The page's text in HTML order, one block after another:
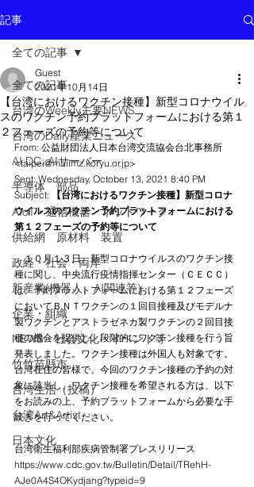
記事
全ての記事
台湾のWeekly主要NEWS
台湾のDaily産業ニュース
AI DC, AIサーバー
半導体 部品
AIoT・通信機器・ネットワーク
供給網 原材料 装置
政経・社会・両岸
新産業(機器人、AI関連等)
企業・組織
NEWS・社会文化・イベント等
竹竹苗縣市
台湾生活（投稿）
台湾Art&Artist
日本文化
全ての記事
【台湾におけるワクチン接種】新型コロナウイル
スのワクチン予約プラットフォームにおける第１
２フェーズの予約等について
Guest
2021年10月14日
From: 公益財団法人日本台湾交流協会台北事務所
<taipei@mailmz.koryu.or.jp>
Sent: Wednesday, October 13, 2021 8:40 PM
Subject:
【台湾におけるワクチン接種】新型コロナ
ウイルスのワクチン予約プラットフォームにおける
第１２フェーズの予約等について
１０月１３日、新型コロナウイルスのワクチン接
種に関し、中央流行疫情指揮センター（ＣＥＣＣ）
は、予約プラットフォームにおける第１２フェーズ
においてＢＮＴワクチンの１回目接種及びモデルナ
製ワクチンとアストラゼネカ製ワクチンの２回目接
種の機会を提供し、段階的にワクチン接種を行う旨
発表しました。ワクチン接種は外国人も対象です。
台湾在住の皆様で、今回のワクチン接種の予約の対
象に該当し、ワクチン接種を希望される方は、以下
をお読みの上、予約プラットフォームから必要な手
続きを行ってください。
台湾衛生福利部疾病管制署プレスリリース
https://www.cdc.gov.tw/Bulletin/Detail/TRehH-
AJe0A4S4OKydjang?typeid=9